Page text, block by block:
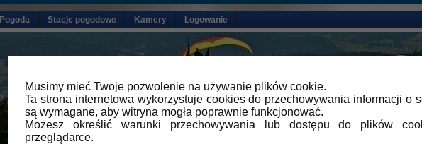
Musimy mieć Twoje pozwolenie na używanie plików cookie.
Ta strona internetowa wykorzystuje cookies do przechowywania informacji o
są wymagane, aby witryna mogła poprawnie funkcjonować.
Możesz określić warunki przechowywania lub dostępu do plików
przeglądarce.
Pogoda Stacje pogodowe Kamery Logowanie